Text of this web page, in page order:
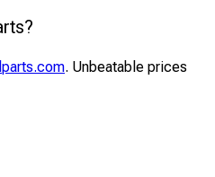
. Unbeatable prices